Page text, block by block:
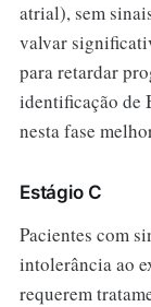
atrial), sem
valvar
para retardar
identificação de
nesta fase
Estágio C
Pacientes com
intolerância ao
requerem